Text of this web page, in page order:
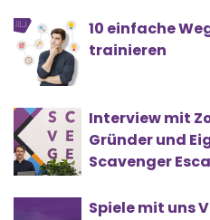
10 einfache
trainieren
Interview mit
Gründer und
Scavenger
Spiele mit uns